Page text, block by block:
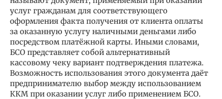
услуг гражданам для соответствующего
оформления факта получения от клиента оплаты
за оказанную услугу наличными деньгами либо
посредством платёжной карты. Иными словами,
БСО представляет собой альтернативный
кассовому чеку вариант подтверждения платежа.
Возможность использования этого документа даёт
предпринимателю выбор между использованием
ККМ при оказании услуг либо применением БСО.